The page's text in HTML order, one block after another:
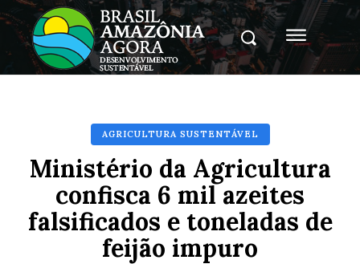
AGRICULTURA SUSTENTÁVEL
Ministério da Agricultura
confisca 6 mil azeites
falsificados e toneladas de
feijão impuro